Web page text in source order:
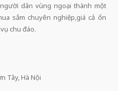
dân vùng ngoại thành một
sắm chuyên nghiệp,giá cả ổn
chu đáo.
Tây, Hà Nội